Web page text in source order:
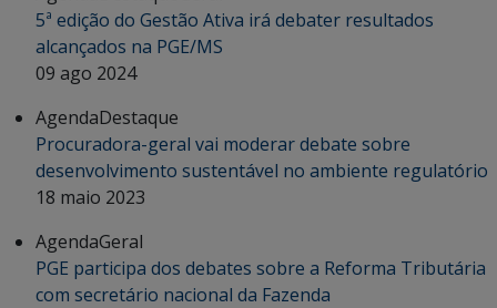
5ª edição do Gestão Ativa irá debater resultados
alcançados na PGE/MS
09 ago 2024
AgendaDestaque
Procuradora-geral vai moderar debate sobre
desenvolvimento sustentável no ambiente regulatório
18 maio 2023
AgendaGeral
PGE participa dos debates sobre a Reforma Tributária
com secretário nacional da Fazenda